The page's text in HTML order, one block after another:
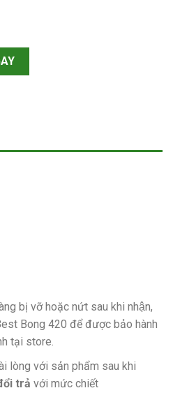
bị vỡ hoặc nứt sau khi nhận,
Bong 420 để được bảo hành
tại store.
lòng với sản phẩm sau khi
trả với mức chiết